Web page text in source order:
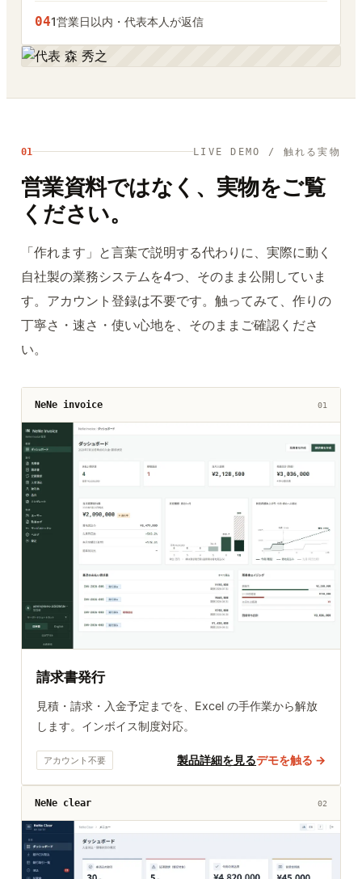
041営業日以内・代表本人が返信
01 LIVE DEMO / 触れる実物
営業資料ではなく、実物をご覧
ください。
「作れます」と言葉で説明する代わりに、実際に動く
自社製の業務システムを4つ、そのまま公開していま
す。アカウント登録は不要です。触ってみて、作りの
丁寧さ・速さ・使い心地を、そのままご確認くださ
い。
NeNe invoice 01
請求書発行
見積・請求・入金予定までを、Excel の手作業から解放
します。インボイス制度対応。
アカウント不要 製品詳細を見るデモを触る →
NeNe clear 02